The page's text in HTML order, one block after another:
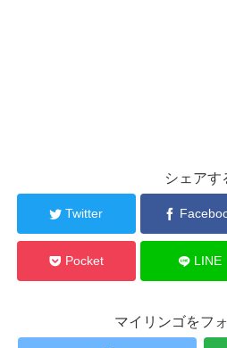
シェアす
Twitter
Pocket LINE
マイリンゴをフ